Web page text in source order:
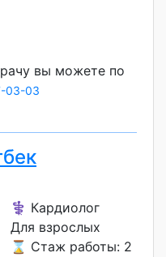
вы можете по
03-03
⚕️ Кардиолог
Для взрослых
⌛ Стаж работы: 2